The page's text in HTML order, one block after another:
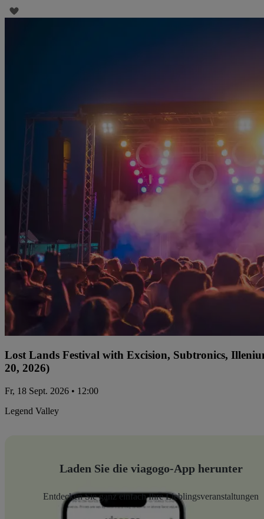
Lost Lands Festival with Excision, Subtronics,
20, 2026)
Fr, 18 Sept. 2026 • 12:00
Legend Valley
Laden Sie die viagogo-App herunter
Entdecken Sie ganz einfach Ihre Lieblingsveranstaltungen